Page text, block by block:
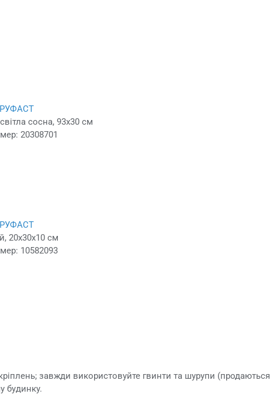
сосна, 93x30 см
20308701
20x30x10 см
10582093
завжди використовуйте гвинти та шурупи (продаються
будинку.